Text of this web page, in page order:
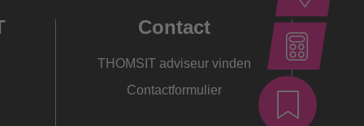
Contact
THOMSIT adviseur vinden
Contactformulier